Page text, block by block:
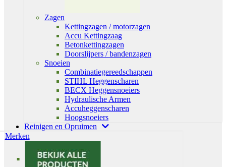
Zagen
Kettingzagen / motorzagen
Accu Kettingzaag
Betonkettingzagen
Doorslijpers / bandenzagen
Snoeien
Combinatiegereedschappen
STIHL Heggenscharen
BECX Heggensnoeiers
Hydraulische Armen
Accuheggenscharen
Hoogsnoeiers
Reinigen en Opruimen
Merken